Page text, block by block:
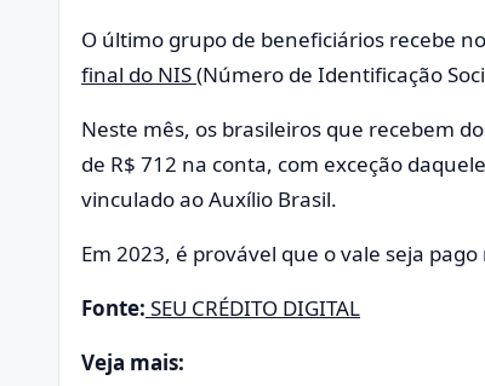
O último grupo de beneficiários recebe
final do NIS(Número de Identificação
Neste mês, os brasileiros que recebem
de R$ 712 na conta, com exceção
vinculado ao Auxílio Brasil.
Em 2023, é provável que o vale seja
Fonte: SEU CRÉDITO DIGITAL
Veja mais: